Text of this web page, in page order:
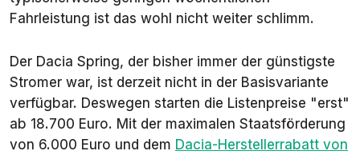
Fahrleistung ist das wohl nicht weiter schlimm.
Der Dacia Spring, der bisher immer der günstigste
Stromer war, ist derzeit nicht in der Basisvariante
verfügbar. Deswegen starten die Listenpreise "erst"
ab 18.700 Euro. Mit der maximalen Staatsförderung
von 6.000 Euro und dem Dacia-Herstellerrabatt von